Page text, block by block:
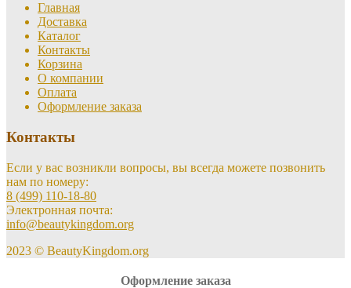
Главная
Доставка
Каталог
Контакты
Корзина
О компании
Оплата
Оформление заказа
Контакты
Если у вас возникли вопросы, вы всегда можете позвонить
нам по номеру:
8 (499) 110-18-80
Электронная почта:
info@beautykingdom.org
2023 © BeautyKingdom.org
Оформление заказа